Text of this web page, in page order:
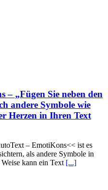
– „Fügen Sie neben den
andere Symbole wie
Herzen in Ihren Text
– EmotiKons<< ist es
als andere Symbole in
kann ein Text [...]